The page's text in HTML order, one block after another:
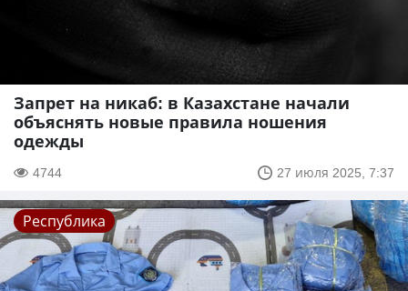
Запрет на никаб: в Казахстане начали
объяснять новые правила ношения
одежды
4744 27 июля 2025, 7:37
Республика